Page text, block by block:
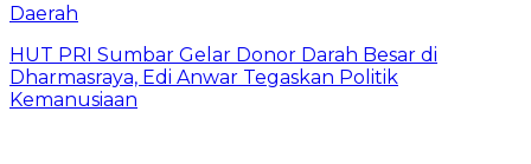
Daerah
HUT PRI Sumbar Gelar Donor Darah Besar di
Dharmasraya, Edi Anwar Tegaskan Politik
Kemanusiaan